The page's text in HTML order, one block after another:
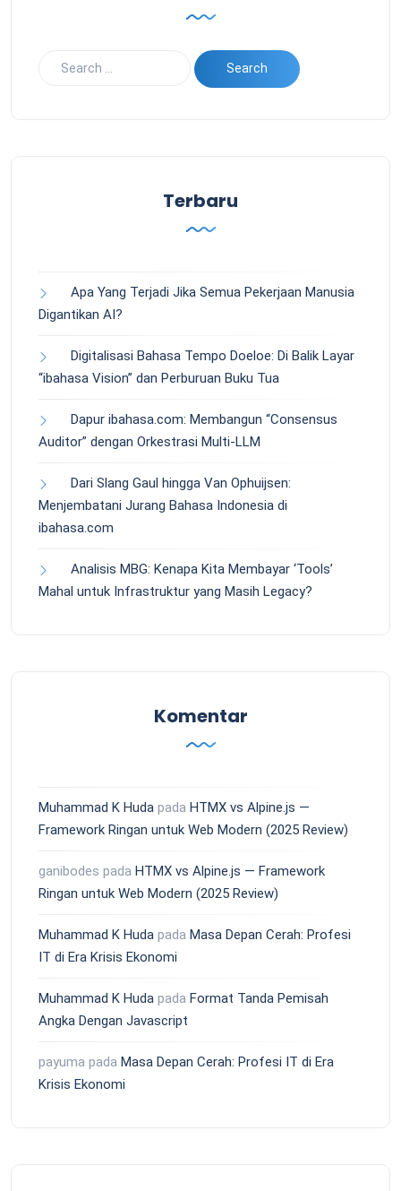
Terbaru
Apa Yang Terjadi Jika Semua Pekerjaan Manusia
Digantikan AI?
Digitalisasi Bahasa Tempo Doeloe: Di Balik Layar
“ibahasa Vision” dan Perburuan Buku Tua
Dapur ibahasa.com: Membangun “Consensus
Auditor” dengan Orkestrasi Multi-LLM
Dari Slang Gaul hingga Van Ophuijsen:
Menjembatani Jurang Bahasa Indonesia di
ibahasa.com
Analisis MBG: Kenapa Kita Membayar ‘Tools’
Mahal untuk Infrastruktur yang Masih Legacy?
Komentar
Muhammad K Huda pada HTMX vs Alpine.js —
Framework Ringan untuk Web Modern (2025 Review)
ganibodes pada HTMX vs Alpine.js — Framework
Ringan untuk Web Modern (2025 Review)
Muhammad K Huda pada Masa Depan Cerah: Profesi
IT di Era Krisis Ekonomi
Muhammad K Huda pada Format Tanda Pemisah
Angka Dengan Javascript
payuma pada Masa Depan Cerah: Profesi IT di Era
Krisis Ekonomi